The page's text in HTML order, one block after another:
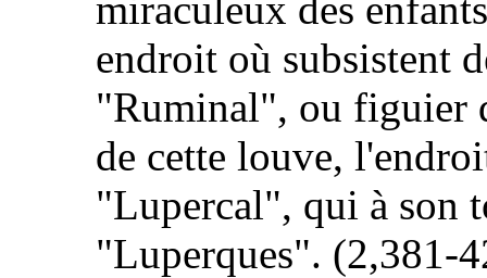
endroit où subsistent
"Ruminal", ou figuier
de cette louve,
"Lupercal", qui à son
"Luperques". (2,381-